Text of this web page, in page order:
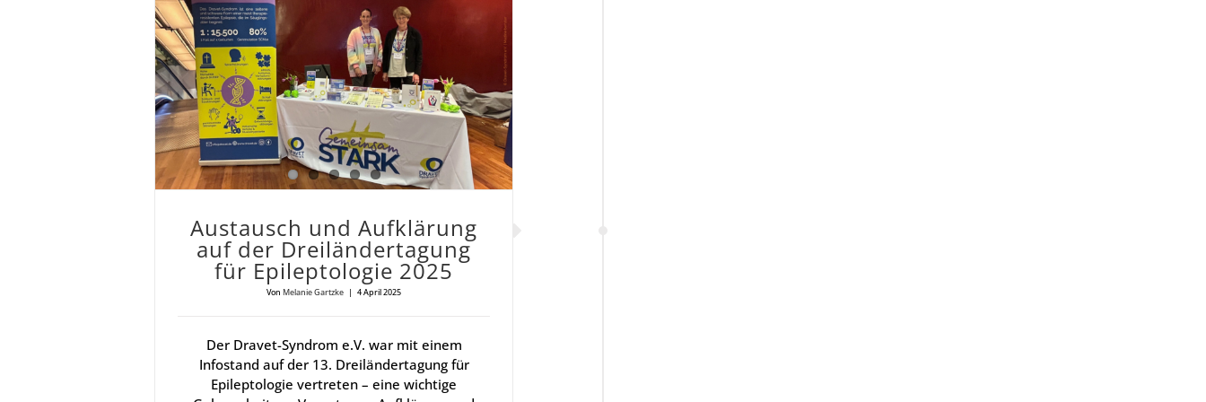
Aus­tausch und Auf­klä­rung
auf der Drei­län­der­ta­gung
für Epi­lep­to­lo­gie 2025
Von Melanie Gartzke | 4 April 2025
Der Dravet-Syndrom e.V. war mit einem
Infostand auf der 13. Dreiländertagung für
Epileptologie vertreten – eine wichtige